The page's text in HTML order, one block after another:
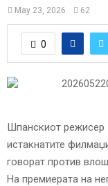
M
A
R
Y
M
May 23, 2026 62
0
Шпанскиот
истакнатите
говорат против
На премиерата на